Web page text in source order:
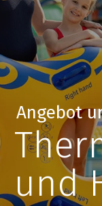
Angebot
und